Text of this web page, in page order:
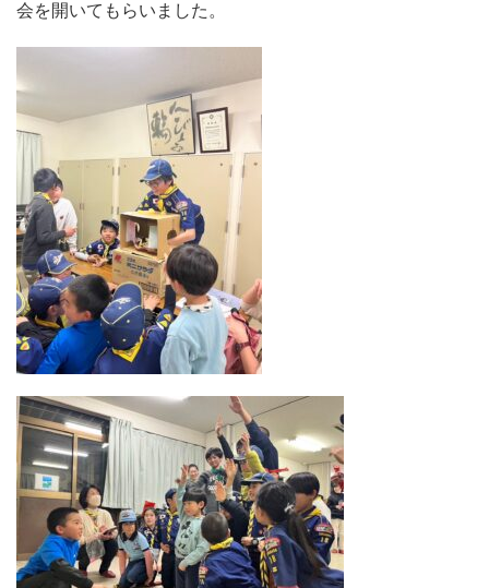
会を開いてもらいました。